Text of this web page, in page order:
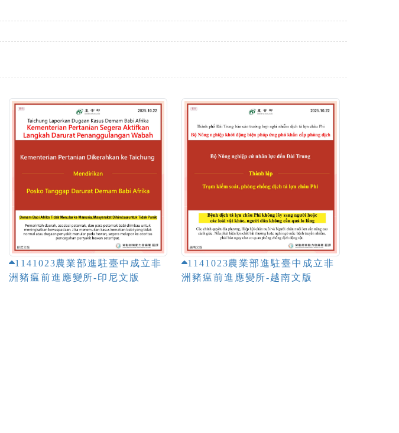
1141023農業部進駐臺中成立非
洲豬瘟前進應變所-印尼文版
1141023農業部進駐臺中成立非
洲豬瘟前進應變所-越南文版